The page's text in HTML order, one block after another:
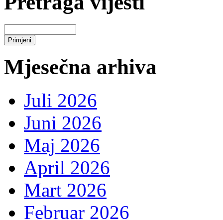
Mjesečna arhiva
Juli 2026
Juni 2026
Maj 2026
April 2026
Mart 2026
Februar 2026